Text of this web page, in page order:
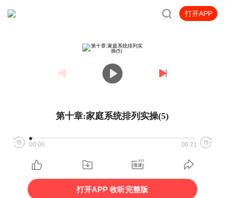
打开APP
第十章:家庭系统排列实操(5)
00:00 06:21
打开APP 收听完整版